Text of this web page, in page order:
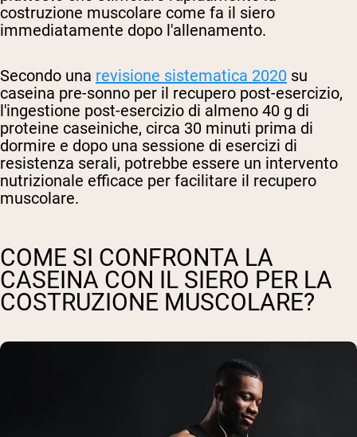
costruzione muscolare come fa il siero
immediatamente dopo l'allenamento.
Secondo una revisione sistematica 2020 su
caseina pre-sonno per il recupero post-esercizio,
l'ingestione post-esercizio di almeno 40 g di
proteine caseiniche, circa 30 minuti prima di
dormire e dopo una sessione di esercizi di
resistenza serali, potrebbe essere un intervento
nutrizionale efficace per facilitare il recupero
muscolare.
COME SI CONFRONTA LA
CASEINA CON IL SIERO PER LA
COSTRUZIONE MUSCOLARE?